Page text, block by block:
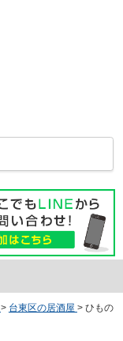
> 台東区の居酒屋 > ひもの